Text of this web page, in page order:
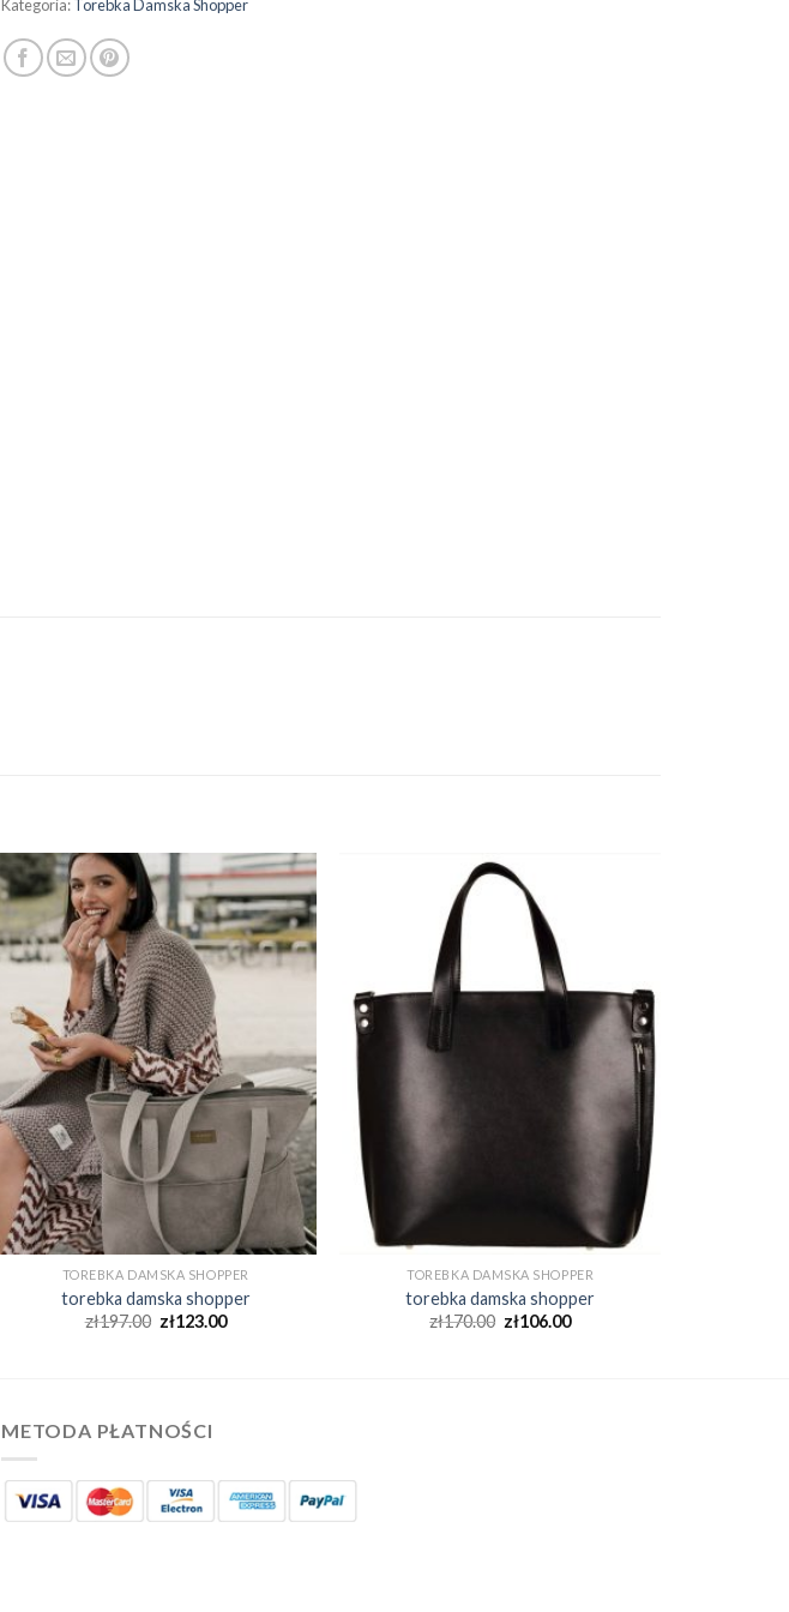
Kategoria:Torebka Damska Shopper
TOREBKA DAMSKA SHOPPER
torebka damska shopper
zł197.00 zł123.00
TOREBKA DAMSKA SHOPPER
torebka damska shopper
zł170.00 zł106.00
METODA PŁATNOŚCI